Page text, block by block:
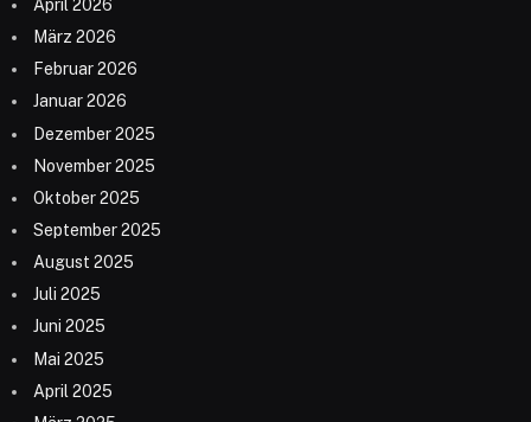
April 2026
März 2026
Februar 2026
Januar 2026
Dezember 2025
November 2025
Oktober 2025
September 2025
August 2025
Juli 2025
Juni 2025
Mai 2025
April 2025